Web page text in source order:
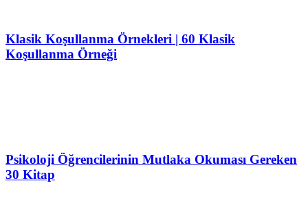
Klasik Koşullanma Örnekleri | 60 Klasik
Koşullanma Örneği
Psikoloji Öğrencilerinin Mutlaka Okuması Gereken
30 Kitap